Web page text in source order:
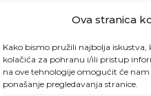
Ova stranica
Kako bismo pružili najbolja
kolačića za pohranu i/ili pristup
na ove tehnologije omogućit će
ponašanje pregledavanja stranice.